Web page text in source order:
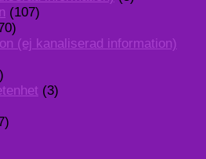
(107)
(ej kanaliserad information)
(3)